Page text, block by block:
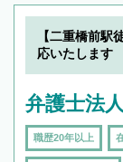
【二重橋前駅
応いたします
弁護士法
職歴20年以上